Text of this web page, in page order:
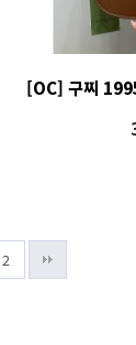
[OC] 구찌
2